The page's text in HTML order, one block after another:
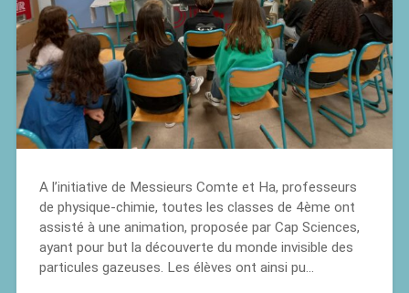
A l’initiative de Messieurs Comte et Ha, professeurs
de physique-chimie, toutes les classes de 4ème ont
assisté à une animation, proposée par Cap Sciences,
ayant pour but la découverte du monde invisible des
particules gazeuses. Les élèves ont ainsi pu…